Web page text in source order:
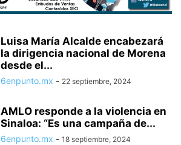
Luisa María Alcalde encabezará
la dirigencia nacional de Morena
desde el...
6enpunto.mx - 22 septiembre, 2024
AMLO responde a la violencia en
Sinaloa: “Es una campaña de...
6enpunto.mx - 18 septiembre, 2024